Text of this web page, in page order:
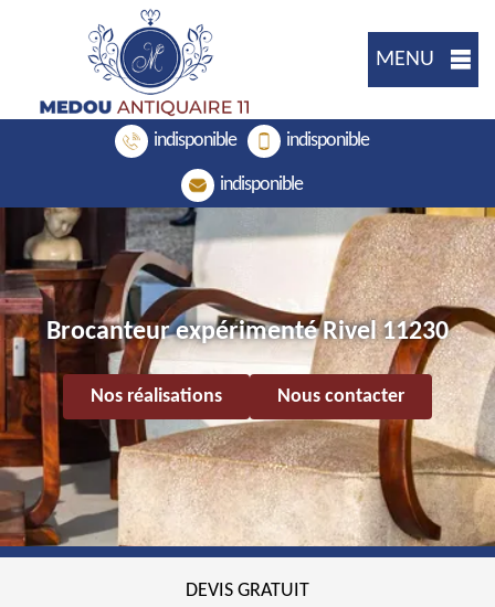
MENU
indisponible indisponible
indisponible
Brocanteur expérimenté Rivel 11230
Nos réalisations Nous contacter
DEVIS GRATUIT